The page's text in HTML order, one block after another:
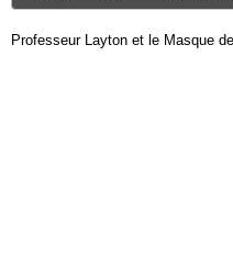
Professeur Layton et le Masque